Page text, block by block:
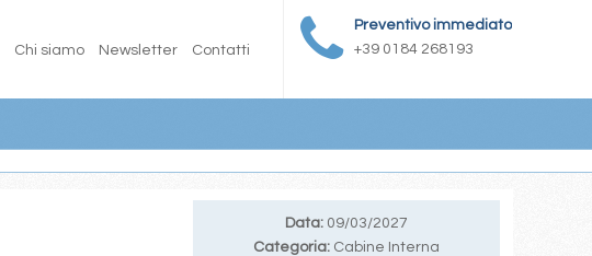
Preventivo immediato
+39 0184 268193
Chi siamo Newsletter Contatti
Data: 09/03/2027
Categoria: Cabine Interna